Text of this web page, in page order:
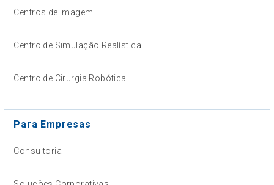
Centros de Imagem
Centro de Simulação Realística
Centro de Cirurgia Robótica
Para Empresas
Consultoria